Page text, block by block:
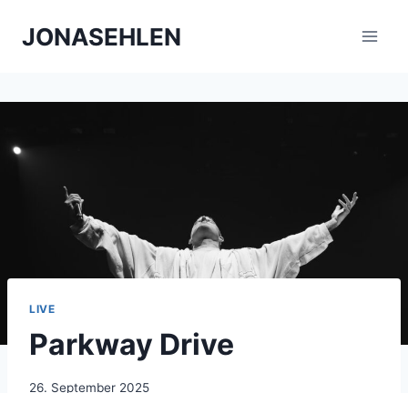
InhaltJONASEHLEN
LIVE
Parkway Drive
26. September 2025